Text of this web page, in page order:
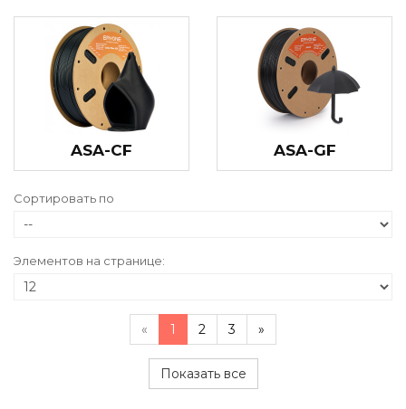
ASA-CF ASA-GF
Сортировать по
Элементов на странице:
« 1 2 3 »
Показать все